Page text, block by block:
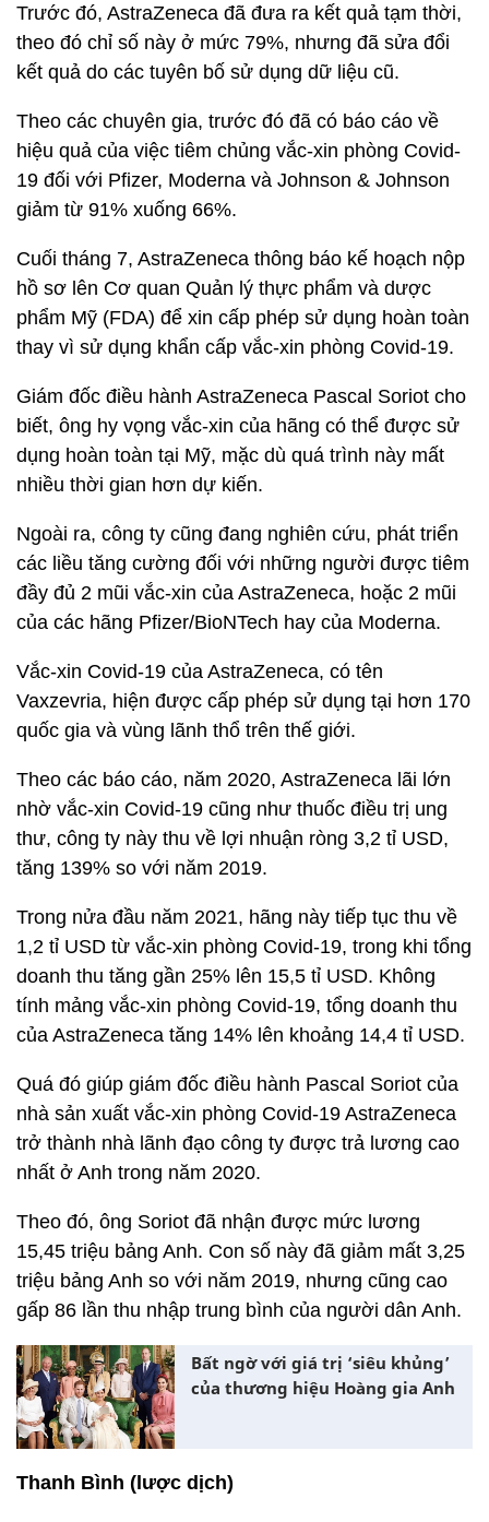
Trước đó, AstraZeneca đã đưa ra kết quả tạm thời,
theo đó chỉ số này ở mức 79%, nhưng đã sửa đổi
kết quả do các tuyên bố sử dụng dữ liệu cũ.
Theo các chuyên gia, trước đó đã có báo cáo về
hiệu quả của việc tiêm chủng vắc-xin phòng Covid-
19 đối với Pfizer, Moderna và Johnson & Johnson
giảm từ 91% xuống 66%.
Cuối tháng 7, AstraZeneca thông báo kế hoạch nộp
hồ sơ lên Cơ quan Quản lý thực phẩm và dược
phẩm Mỹ (FDA) để xin cấp phép sử dụng hoàn toàn
thay vì sử dụng khẩn cấp vắc-xin phòng Covid-19.
Giám đốc điều hành AstraZeneca Pascal Soriot cho
biết, ông hy vọng vắc-xin của hãng có thể được sử
dụng hoàn toàn tại Mỹ, mặc dù quá trình này mất
nhiều thời gian hơn dự kiến.
Ngoài ra, công ty cũng đang nghiên cứu, phát triển
các liều tăng cường đối với những người được tiêm
đầy đủ 2 mũi vắc-xin của AstraZeneca, hoặc 2 mũi
của các hãng Pfizer/BioNTech hay của Moderna.
Vắc-xin Covid-19 của AstraZeneca, có tên
Vaxzevria, hiện được cấp phép sử dụng tại hơn 170
quốc gia và vùng lãnh thổ trên thế giới.
Theo các báo cáo, năm 2020, AstraZeneca lãi lớn
nhờ vắc-xin Covid-19 cũng như thuốc điều trị ung
thư, công ty này thu về lợi nhuận ròng 3,2 tỉ USD,
tăng 139% so với năm 2019.
Trong nửa đầu năm 2021, hãng này tiếp tục thu về
1,2 tỉ USD từ vắc-xin phòng Covid-19, trong khi tổng
doanh thu tăng gần 25% lên 15,5 tỉ USD. Không
tính mảng vắc-xin phòng Covid-19, tổng doanh thu
của AstraZeneca tăng 14% lên khoảng 14,4 tỉ USD.
Quá đó giúp giám đốc điều hành Pascal Soriot của
nhà sản xuất vắc-xin phòng Covid-19 AstraZeneca
trở thành nhà lãnh đạo công ty được trả lương cao
nhất ở Anh trong năm 2020.
Theo đó, ông Soriot đã nhận được mức lương
15,45 triệu bảng Anh. Con số này đã giảm mất 3,25
triệu bảng Anh so với năm 2019, nhưng cũng cao
gấp 86 lần thu nhập trung bình của người dân Anh.
Bất ngờ với giá trị ‘siêu khủng’
của thương hiệu Hoàng gia Anh
Thanh Bình (lược dịch)